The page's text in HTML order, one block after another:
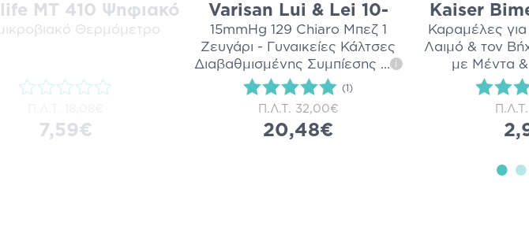
MT 410 Ψηφιακό
Θερμόμετρο
7,59€
Varisan Lui & Lei 10-
15mmHg 129 Chiaro Μπεζ 1
Ζευγάρι - Γυναικείες Κάλτσες
Διαβαθμισμένης Συμπίεσης ... i
(1)
Π.Λ.Τ. 32,00€
20,48€
Kaiser
Καραμέλες
Λαιμό & τον
με Μέντα
Π.Λ.Τ.